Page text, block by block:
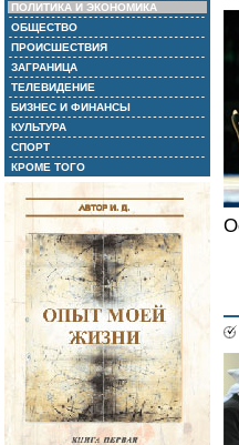
ПОЛИТИКА И ЭКОНОМИКА
ОБЩЕСТВО
ПРОИСШЕСТВИЯ
ЗАГРАНИЦА
ТЕЛЕВИДЕНИЕ
БИЗНЕС И ФИНАНСЫ
КУЛЬТУРА
СПОРТ
КРОМЕ ТОГО